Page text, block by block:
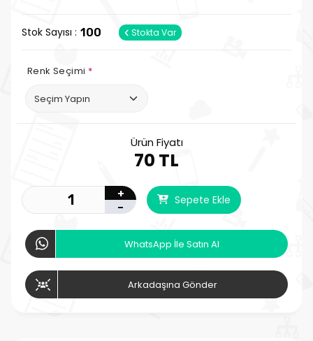
Stok Sayısı : 100 Stokta Var
Renk Seçimi *
Ürün Fiyatı
70 TL
+
-
Sepete Ekle
WhatsApp İle Satın Al
Arkadaşına Gönder